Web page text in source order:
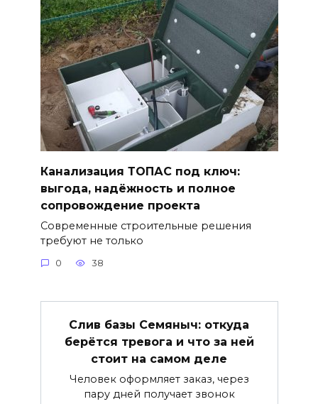
Канализация ТОПАС под ключ:
выгода, надёжность и полное
сопровождение проекта
Современные строительные решения
требуют не только
0 38
Слив базы Семяныч: откуда
берётся тревога и что за ней
стоит на самом деле
Человек оформляет заказ, через
пару дней получает звонок